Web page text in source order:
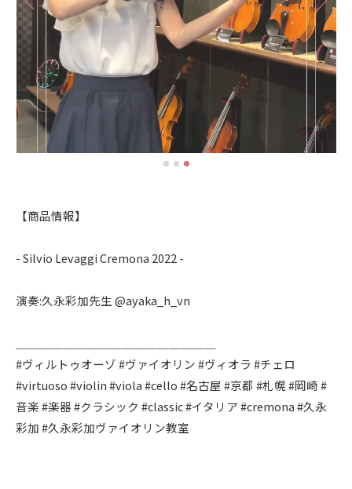
【商品情報】
- Silvio Levaggi Cremona 2022 -
演奏:久永彩加先生 @ayaka_h_vn
#ヴィルトゥオーゾ #ヴァイオリン #ヴィオラ #チェロ
#virtuoso #violin #viola #cello #名古屋 #京都 #札幌 #岡崎 #
音楽 #楽器 #クラシック #classic #イタリア #cremona #久永
彩加 #久永彩加ヴァイオリン教室